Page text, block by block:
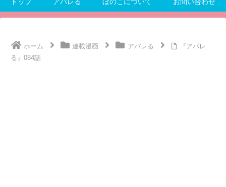
ホーム 連載漫画 アパレる
『アパレ
る』084話